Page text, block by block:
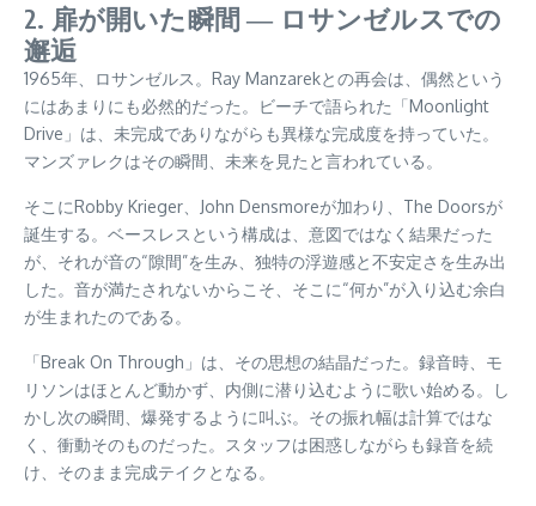
2. 扉が開いた瞬間 ― ロサンゼルスでの
邂逅
1965年、ロサンゼルス。Ray Manzarekとの再会は、偶然という
にはあまりにも必然的だった。ビーチで語られた「Moonlight
Drive」は、未完成でありながらも異様な完成度を持っていた。
マンズァレクはその瞬間、未来を見たと言われている。
そこにRobby Krieger、John Densmoreが加わり、The Doorsが
誕生する。ベースレスという構成は、意図ではなく結果だった
が、それが音の“隙間”を生み、独特の浮遊感と不安定さを生み出
した。音が満たされないからこそ、そこに“何か”が入り込む余白
が生まれたのである。
「Break On Through」は、その思想の結晶だった。録音時、モ
リソンはほとんど動かず、内側に潜り込むように歌い始める。し
かし次の瞬間、爆発するように叫ぶ。その振れ幅は計算ではな
く、衝動そのものだった。スタッフは困惑しながらも録音を続
け、そのまま完成テイクとなる。